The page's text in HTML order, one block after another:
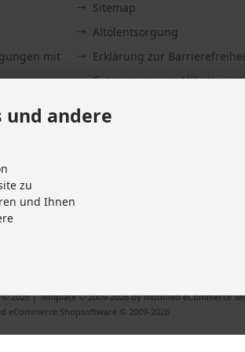
mit
Sitemap
Altölentsorgung
Erklärung zur
Entsorgung von Altbatterien
2026 | Template © 2009-2026 by modified eCommerce
eCommerce Shopsoftware © 2009-2026
und andere
zu
und Ihnen